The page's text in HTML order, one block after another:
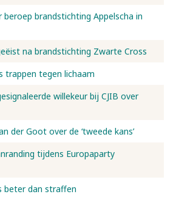
beroep brandstichting Appelscha in
na brandstichting Zwarte Cross
trappen tegen lichaam
willekeur bij CJIB over
der Goot over de ‘tweede kans’
tijdens Europaparty
beter dan straffen